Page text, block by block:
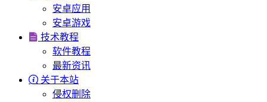
安卓应用
安卓游戏
 技术教程
软件教程
最新资讯
 关于本站
侵权删除